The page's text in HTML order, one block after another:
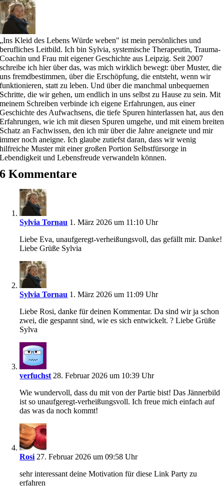
„Ins Kleid des Lebens Würde weben" ist mein persönliches und
berufliches Leitbild. Ich bin Sylvia, systemische Therapeutin, Trauma-
Coachin und Frau mit eigener Geschichte aus Leipzig. Seit 2007
schreibe ich hier über das, was mich wirklich bewegt: über Muster, die
uns fremdbestimmen, über die Erschöpfung, die entsteht, wenn wir
funktionieren, statt zu leben. Und über die manchmal unbequemen
Schritte, die wir gehen, um endlich in uns selbst zu Hause zu sein. Mit
meinem Schreiben verbinde ich eigene Erfahrungen, aus einer
Geschichte des Aufwachsens, die tiefe Spuren hinterlassen hat, aus den
Erfahrungen, wie ich mit diesen Spuren umgehe, und mit einem breiten
Schatz an Fachwissen, den ich mir über die Jahre aneignete und mir
immer noch aneigne. Ich glaube zutiefst daran, dass wir wenig
hilfreiche Muster mit einer großen Portion Selbstfürsorge in
Lebendigkeit und Lebensfreude verwandeln können.
6 Kommentare
Sylvia Tornau 1. März 2026 um 11:10 Uhr
Liebe Eva, unaufgeregt-verheißungsvoll, das gefällt mir. Danke!
Liebe Grüße Sylvia
Sylvia Tornau 1. März 2026 um 11:09 Uhr
Liebe Rosi, danke für deinen Kommentar. Da sind wir ja schon
zwei, die gespannt sind, wie es sich entwickelt. ? Liebe Grüße
Sylva
verfuchst 28. Februar 2026 um 10:39 Uhr
Wie wundervoll, dass du mit von der Partie bist! Das Jännerbild
ist so unaufgeregt-verheißungsvoll. Ich freue mich einfach auf
das was da noch kommt!
Rosi 27. Februar 2026 um 09:58 Uhr
sehr interessant deine Motivation für diese Link Party zu
erfahren